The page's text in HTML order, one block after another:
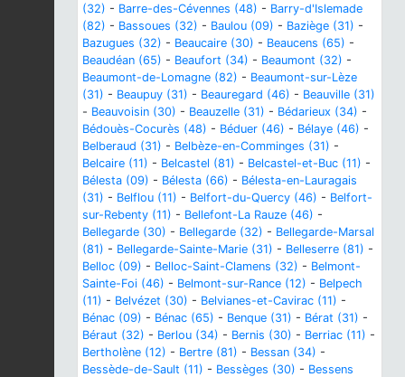
(32) - Barre-des-Cévennes (48) - Barry-d'Islemade
(82) - Bassoues (32) - Baulou (09) - Baziège (31) -
Bazugues (32) - Beaucaire (30) - Beaucens (65) -
Beaudéan (65) - Beaufort (34) - Beaumont (32) -
Beaumont-de-Lomagne (82) - Beaumont-sur-Lèze
(31) - Beaupuy (31) - Beauregard (46) - Beauville (31)
- Beauvoisin (30) - Beauzelle (31) - Bédarieux (34) -
Bédouès-Cocurès (48) - Béduer (46) - Bélaye (46) -
Belberaud (31) - Belbèze-en-Comminges (31) -
Belcaire (11) - Belcastel (81) - Belcastel-et-Buc (11) -
Bélesta (09) - Bélesta (66) - Bélesta-en-Lauragais
(31) - Belflou (11) - Belfort-du-Quercy (46) - Belfort-
sur-Rebenty (11) - Bellefont-La Rauze (46) -
Bellegarde (30) - Bellegarde (32) - Bellegarde-Marsal
(81) - Bellegarde-Sainte-Marie (31) - Belleserre (81) -
Belloc (09) - Belloc-Saint-Clamens (32) - Belmont-
Sainte-Foi (46) - Belmont-sur-Rance (12) - Belpech
(11) - Belvézet (30) - Belvianes-et-Cavirac (11) -
Bénac (09) - Bénac (65) - Benque (31) - Bérat (31) -
Béraut (32) - Berlou (34) - Bernis (30) - Berriac (11) -
Bertholène (12) - Bertre (81) - Bessan (34) -
Bessède-de-Sault (11) - Bessèges (30) - Bessens